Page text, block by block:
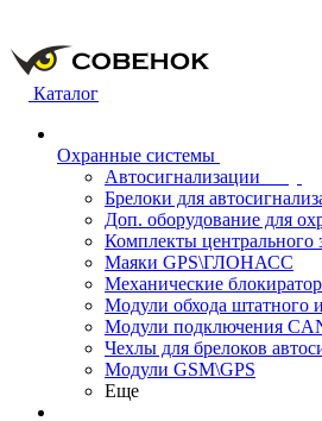
Каталог
Охранные системы
Автосигнализации
Брелоки для
Доп. оборудование для
Комплекты центрального
Маяки GPS\ГЛОНАСС
Механические
Модули обхода штатного
Модули подключения
Чехлы для брелоков
Модули GSM\GPS
Еще